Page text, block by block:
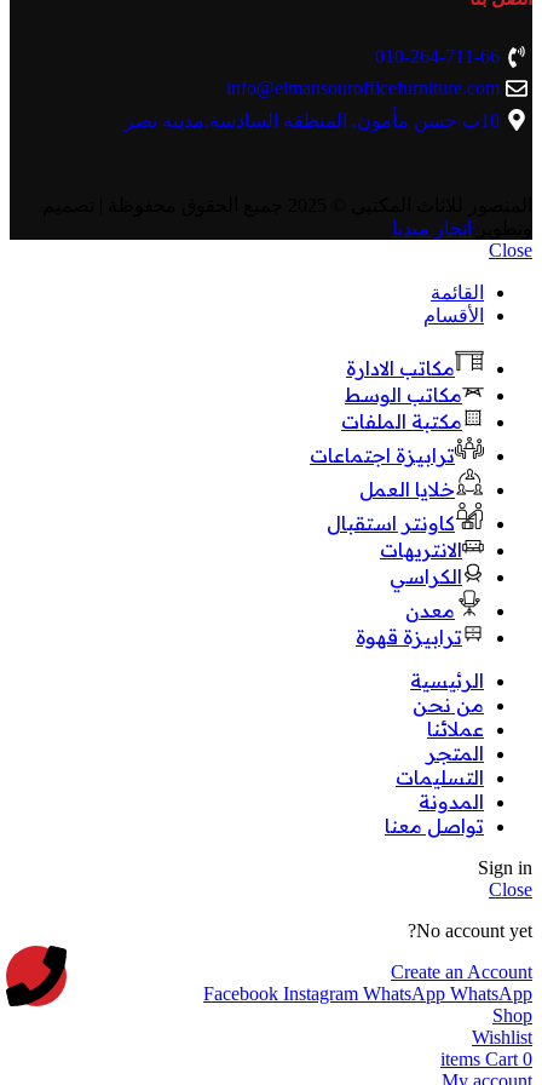
010-264-711-66
info@elmansourofficefurniture.com
10ب حسن مأمون. المنطقة السادسة.مدينة نصر
انجاز ميديا
Close
القائمة
الأقسام
مكاتب الادارة
مكاتب الوسط
مكتبة الملفات
ترابيزة اجتماعات
خلايا العمل
كاونتر استقبال
الانتريهات
الكراسي
معدن
ترابيزة قهوة
الرئيسية
من نحن
عملائنا
المتجر
التسليمات
المدونة
تواصل معنا
Sign in
Close
No account yet?
Create an Account
Facebook Instagram WhatsApp WhatsApp
Shop
Wishlist
0
items Cart
My account